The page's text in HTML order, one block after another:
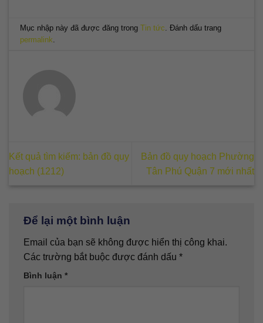
Mục nhập này đã được đăng trongTin tức . Đánh dấu trang
permalink
Kết quả tìm kiếm: bản đồ quy
hoạch (1212)
Bản đồ quy hoạch Phường
Tân Phú Quận 7 mới nhất
Để lại một bình luận
Email của bạn sẽ không được hiển thị công khai.
Các trường bắt buộc được đánh dấu *
Bình luận *